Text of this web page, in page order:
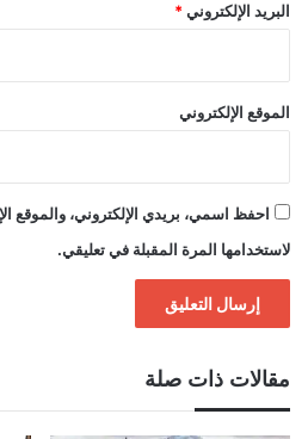
البريد الإلكتروني *
الموقع الإلكتروني
احفظ اسمي، بريدي الإلكتروني، والموقع
لاستخدامها المرة المقبلة في تعليقي.
مقالات ذات صلة